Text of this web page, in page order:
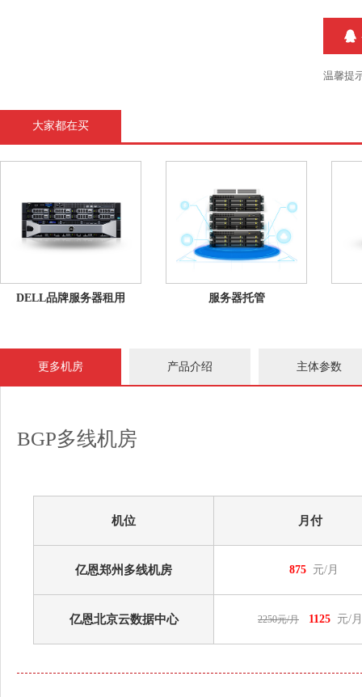
温馨提
大家都在买
DELL品牌服务器租用 服务器托管
更多机房 产品介绍 主体参数
BGP多线机房
机位 月付
亿恩郑州多线机房 875 元/月
亿恩北京云数据中心 2250元/月 1125 元/月